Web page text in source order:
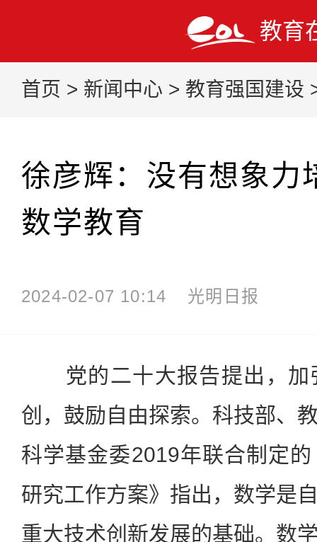
教育
首页 > 新闻中心 > 教育强国建设
徐彦辉：没有想象力
数学教育
2024-02-07 10:14 光明日报
党的二十大报告提出，加
创，鼓励自由探索。科技部、
科学基金委2019年联合制定
研究工作方案》指出，数学是
重大技术创新发展的基础。数